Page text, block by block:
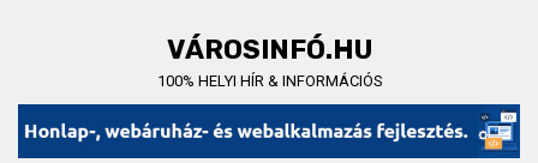
VÁROSINFÓ.HU
100% HELYI HÍR & INFORMÁCIÓS